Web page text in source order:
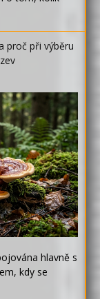
proč při výběru
hlavně s
kdy se